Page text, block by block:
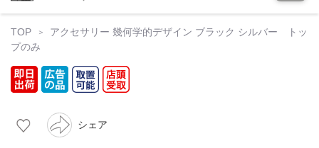
TOP アクセサリー 幾何学的デザイン ブラック シルバー トッ
プのみ
シェア